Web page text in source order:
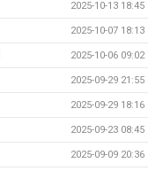
2025-10-13 18:45
2025-10-07 18:13
2025-10-06 09:02
2025-09-29 21:55
2025-09-29 18:16
2025-09-23 08:45
2025-09-09 20:36